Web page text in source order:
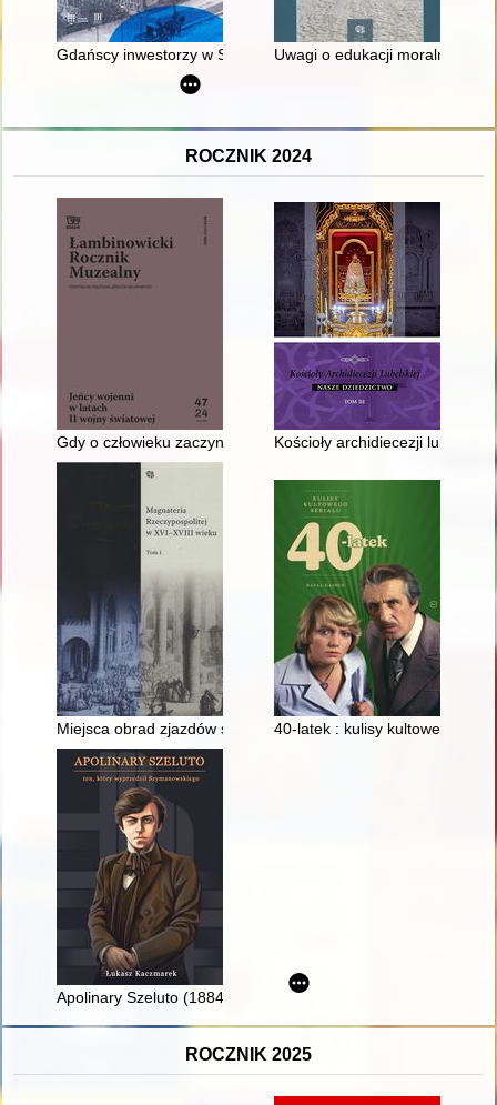
Gdańscy inwestorzy w Sopocie : prestiż finansowy i
Uwagi o edukacji moralnej
ROCZNIK 2024
Gdy o człowieku zaczyna mówić rzeczKościoły archidiecezji
Miejsca obrad zjazdów szlacheckich i sejmików powiatu
40-latek : kulisy kultowego
Apolinary Szeluto (1884-1966) - ten, który wyprzedził
ROCZNIK 2025